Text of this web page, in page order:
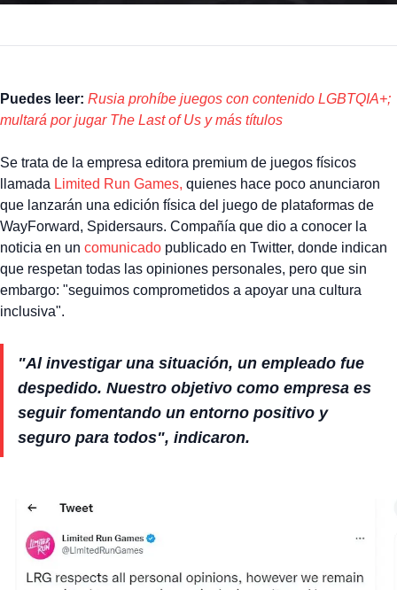
Puedes leer: Rusia prohíbe juegos con contenido LGBTQIA+;
multará por jugar The Last of Us y más títulos
Se trata de la empresa editora premium de juegos físicos
llamada Limited Run Games, quienes hace poco anunciaron
que lanzarán una edición física del juego de plataformas de
WayForward, Spidersaurs. Compañía que dio a conocer la
noticia en un comunicado publicado en Twitter, donde indican
que respetan todas las opiniones personales, pero que sin
embargo: "seguimos comprometidos a apoyar una cultura
inclusiva".
"Al investigar una situación, un empleado fue
despedido. Nuestro objetivo como empresa es
seguir fomentando un entorno positivo y
seguro para todos", indicaron.